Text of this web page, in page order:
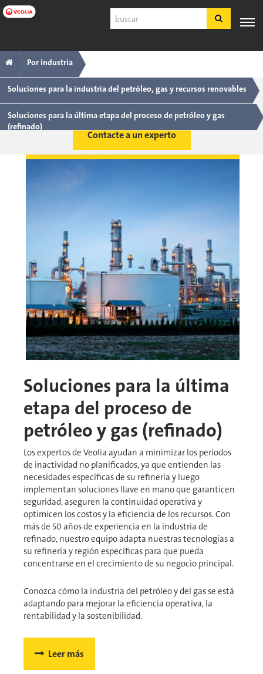
Ir
a
Buscar
Navegación
principal
EXPERIENCIA POR
INDUSTRIA
SDS
Nosotros
Breadcrumb
Por industria
Soluciones para la industria del petróleo, gas y recursos renovables
Soluciones para la última etapa del proceso de petróleo y gas
(refinado)
Descargar el resumen de soluciones para refinado
Contacte a un experto
Soluciones para la última
etapa del proceso de
petróleo y gas (refinado)
Los expertos de Veolia ayudan a minimizar los períodos
de inactividad no planificados, ya que entienden las
necesidades específicas de su refinería y luego
implementan soluciones llave en mano que garanticen
seguridad, aseguren la continuidad operativa y
optimicen los costos y la eficiencia de los recursos. Con
más de 50 años de experiencia en la industria de
refinado, nuestro equipo adapta nuestras tecnologías a
su refinería y región específicas para que pueda
concentrarse en el crecimiento de su negocio principal.
Conozca cómo la industria del petróleo y del gas se está
adaptando para mejorar la eficiencia operativa, la
rentabilidad y la sostenibilidad.
Leer más